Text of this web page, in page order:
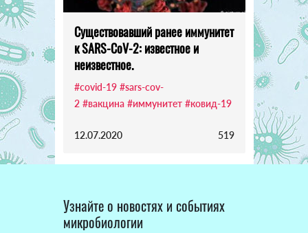
Существовавший ранее иммунитет
к SARS-CoV-2: известное и
неизвестное.
#covid-19 #sars-cov-
2 #вакцина #иммунитет #ковид-19
12.07.2020 519
Узнайте о новостях и событиях
микробиологии